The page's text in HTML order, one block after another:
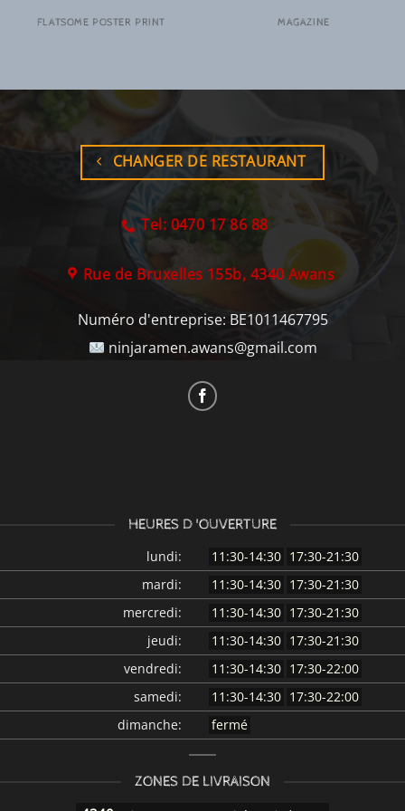
FLATSOME POSTER PRINT MAGAZINE
CHANGER DE RESTAURANT
Tel: 0470 17 86 88
Rue de Bruxelles 155b, 4340 Awans
Numéro d'entreprise: BE1011467795
ninjaramen.awans@gmail.com
HEURES D 'OUVERTURE
lundi:
11:30-14:30 17:30-21:30
mardi:
11:30-14:30 17:30-21:30
mercredi:
11:30-14:30 17:30-21:30
jeudi:
11:30-14:30 17:30-21:30
vendredi:
11:30-14:30 17:30-22:00
samedi:
11:30-14:30 17:30-22:00
dimanche:
fermé
ZONES DE LIVRAISON